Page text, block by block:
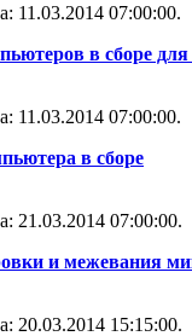
11.03.2014 07:00:00.
в сборе
11.03.2014 07:00:00.
в сборе
21.03.2014 07:00:00.
и межевания
20.03.2014 15:15:00.